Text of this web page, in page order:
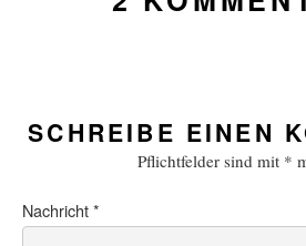
SCHREIBE EINEN
Pflichtfelder sind mit *
Nachricht*